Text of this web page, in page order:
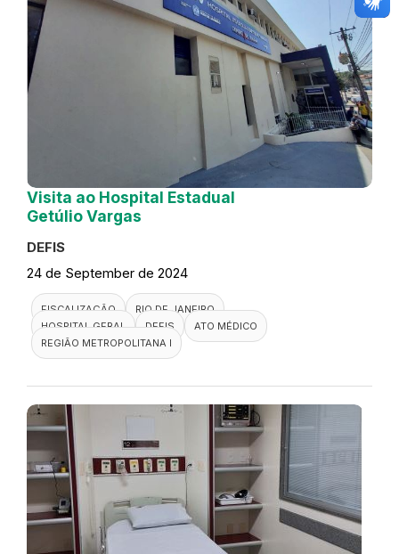
Visita ao Hospital Estadual
Getúlio Vargas
DEFIS
24 de September de 2024
FISCALIZAÇÃO
RIO DE JANEIRO
HOSPITAL GERAL
DEFIS
ATO MÉDICO
REGIÃO METROPOLITANA I